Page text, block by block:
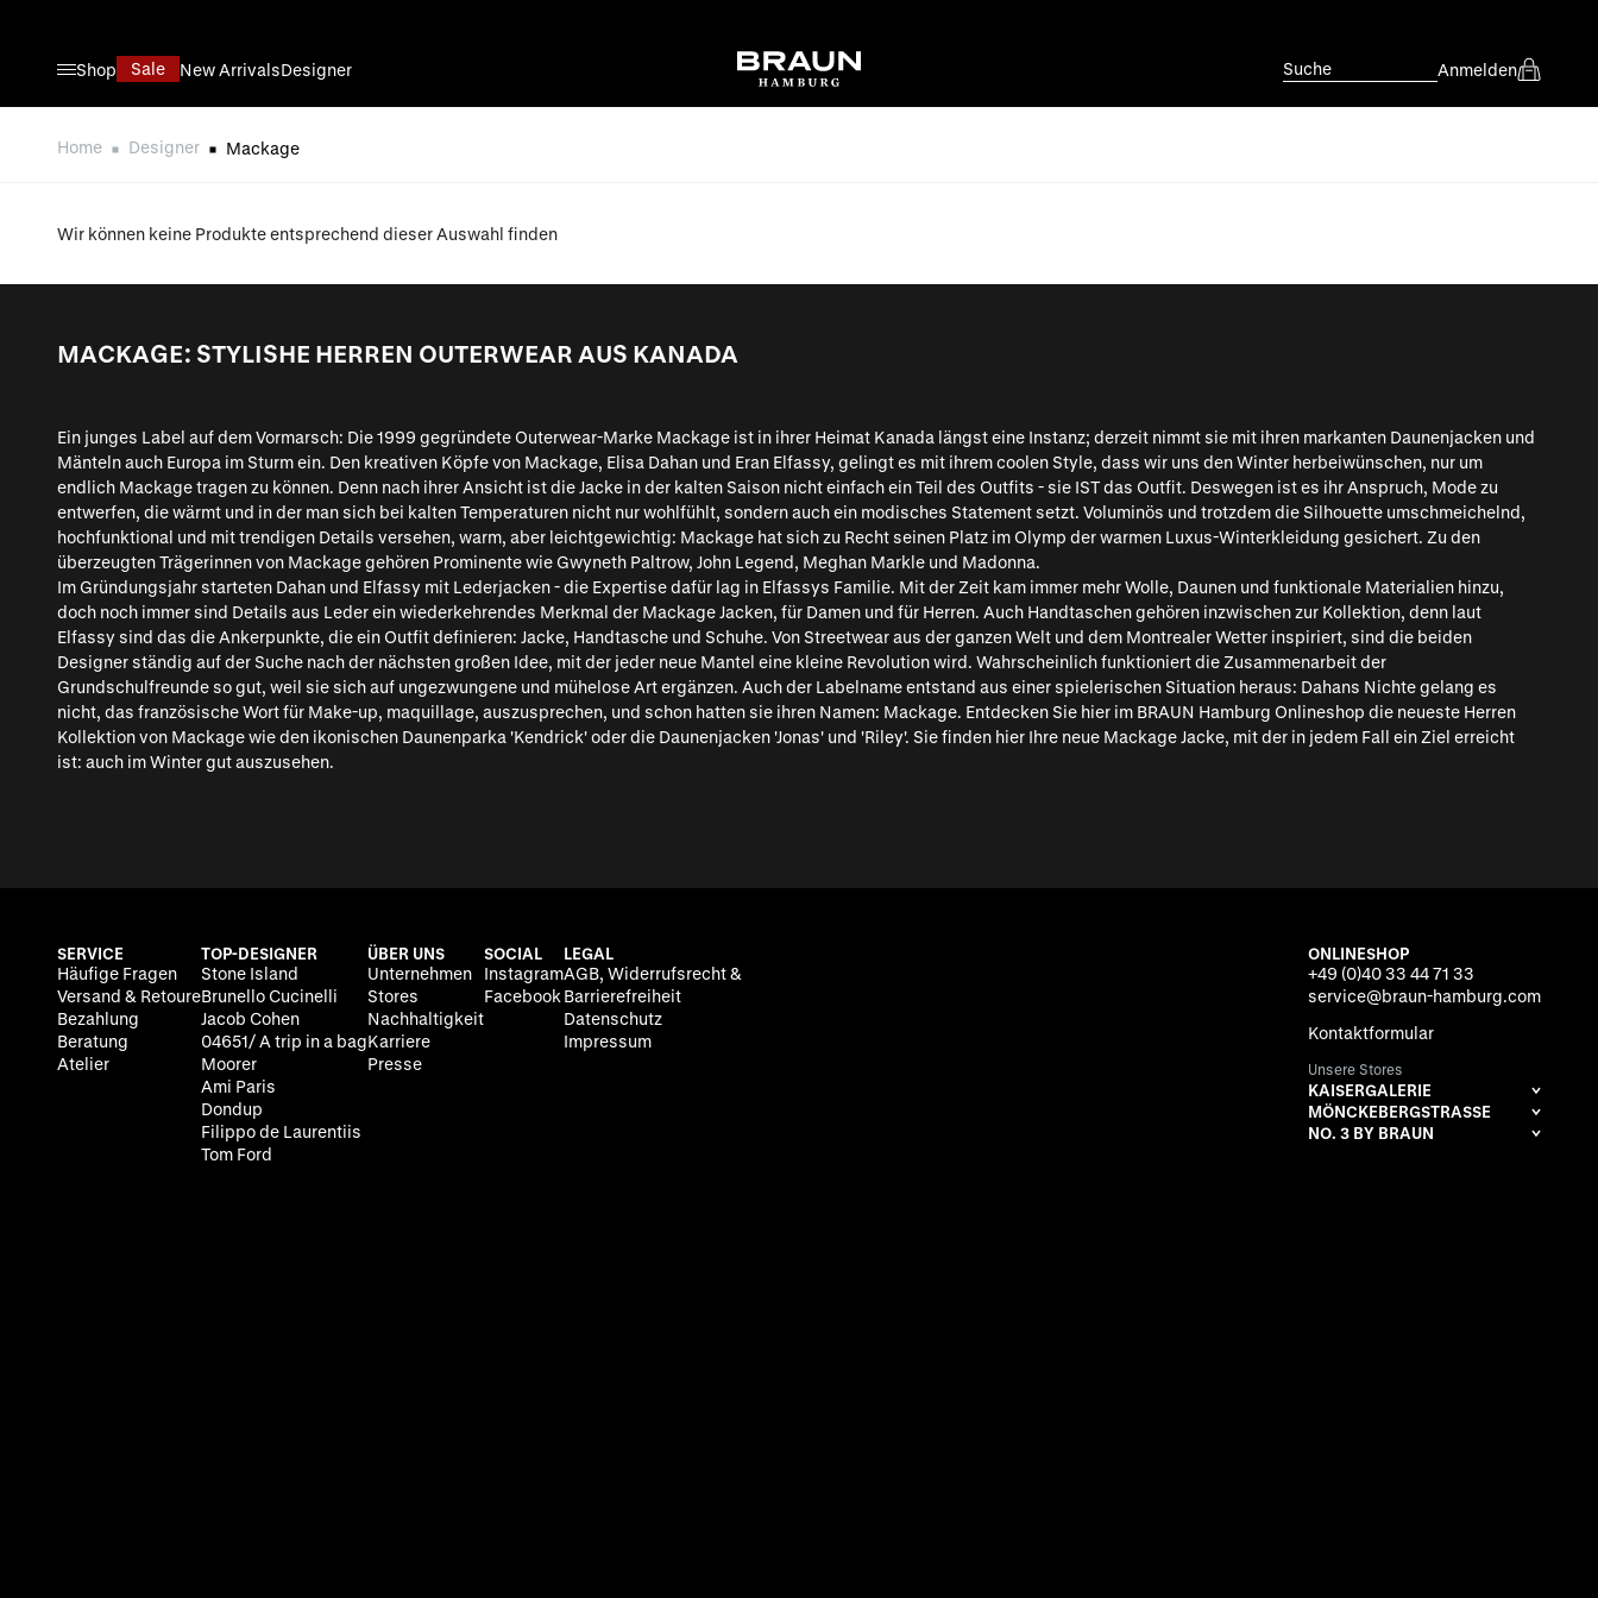
Shop
Sale New ArrivalsDesigner Suche Anmelden
Home Designer Mackage
Wir können keine Produkte entsprechend dieser Auswahl finden
MACKAGE: STYLISHE HERREN OUTERWEAR AUS KANADA
Ein junges Label auf dem Vormarsch: Die 1999 gegründete Outerwear-Marke Mackage ist in ihrer Heimat Kanada längst eine Instanz; derzeit nimmt sie mit ihren markanten Daunenjacken und
Mänteln auch Europa im Sturm ein. Den kreativen Köpfe von Mackage, Elisa Dahan und Eran Elfassy, gelingt es mit ihrem coolen Style, dass wir uns den Winter herbeiwünschen, nur um
endlich Mackage tragen zu können. Denn nach ihrer Ansicht ist die Jacke in der kalten Saison nicht einfach ein Teil des Outfits - sie IST das Outfit. Deswegen ist es ihr Anspruch, Mode zu
entwerfen, die wärmt und in der man sich bei kalten Temperaturen nicht nur wohlfühlt, sondern auch ein modisches Statement setzt. Voluminös und trotzdem die Silhouette umschmeichelnd,
hochfunktional und mit trendigen Details versehen, warm, aber leichtgewichtig: Mackage hat sich zu Recht seinen Platz im Olymp der warmen Luxus-Winterkleidung gesichert. Zu den
überzeugten Trägerinnen von Mackage gehören Prominente wie Gwyneth Paltrow, John Legend, Meghan Markle und Madonna.
Im Gründungsjahr starteten Dahan und Elfassy mit Lederjacken - die Expertise dafür lag in Elfassys Familie. Mit der Zeit kam immer mehr Wolle, Daunen und funktionale Materialien hinzu,
doch noch immer sind Details aus Leder ein wiederkehrendes Merkmal der Mackage Jacken, für Damen und für Herren. Auch Handtaschen gehören inzwischen zur Kollektion, denn laut
Elfassy sind das die Ankerpunkte, die ein Outfit definieren: Jacke, Handtasche und Schuhe. Von Streetwear aus der ganzen Welt und dem Montrealer Wetter inspiriert, sind die beiden
Designer ständig auf der Suche nach der nächsten großen Idee, mit der jeder neue Mantel eine kleine Revolution wird. Wahrscheinlich funktioniert die Zusammenarbeit der
Grundschulfreunde so gut, weil sie sich auf ungezwungene und mühelose Art ergänzen. Auch der Labelname entstand aus einer spielerischen Situation heraus: Dahans Nichte gelang es
nicht, das französische Wort für Make-up, maquillage, auszusprechen, und schon hatten sie ihren Namen: Mackage. Entdecken Sie hier im BRAUN Hamburg Onlineshop die neueste Herren
Kollektion von Mackage wie den ikonischen Daunenparka 'Kendrick' oder die Daunenjacken 'Jonas' und 'Riley'. Sie finden hier Ihre neue Mackage Jacke, mit der in jedem Fall ein Ziel erreicht
ist: auch im Winter gut auszusehen.
SERVICE
Häufige Fragen
Versand & Retoure
Bezahlung
Beratung
Atelier
TOP-DESIGNER
Stone Island
Brunello Cucinelli
Jacob Cohen
04651/ A trip in a bag
Moorer
Ami Paris
Dondup
Filippo de Laurentiis
Tom Ford
ÜBER UNS
Unternehmen
Stores
Nachhaltigkeit
Karriere
Presse
SOCIAL
Instagram
Facebook
LEGAL
AGB, Widerrufsrecht &
Barrierefreiheit
Datenschutz
Impressum
ONLINESHOP
+49 (0)40 33 44 71 33
service@braun-hamburg.com
Kontaktformular
Unsere Stores
KAISERGALERIE
MÖNCKEBERGSTRASSE
NO. 3 BY BRAUN